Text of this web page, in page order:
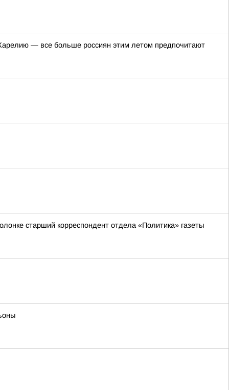
— все больше россиян этим летом предпочитают
старший корреспондент отдела «Политика» газеты